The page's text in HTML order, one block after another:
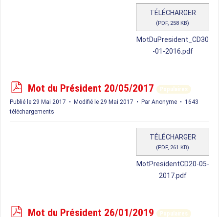
TÉLÉCHARGER
(PDF, 258 KB)
MotDuPresident_CD30
-01-2016.pdf
p
d
f
Mot du Président 20/05/2017
Populaires
Publié le 29 Mai 2017
Modifié le 29 Mai 2017 Par Anonyme
1643
téléchargements
TÉLÉCHARGER
(PDF, 261 KB)
MotPresidentCD20-05-
2017.pdf
pMot du Président 26/01/2019
Populaires